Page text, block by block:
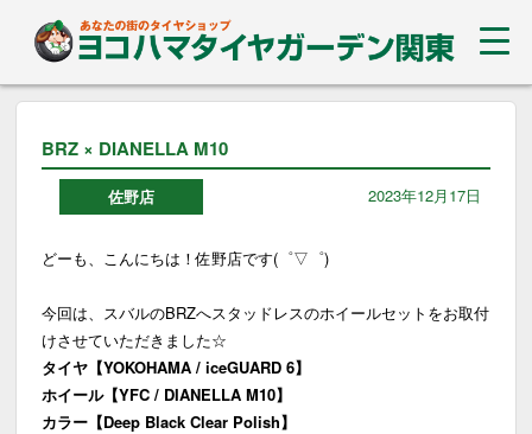
BRZ × DIANELLA M10
佐野店 2023年12月17日
どーも、こんにちは！佐野店です(゜▽゜)
今回は、スバルのBRZへスタッドレスのホイールセットをお取付
けさせていただきました☆
タイヤ【YOKOHAMA / iceGUARD 6】
ホイール【YFC / DIANELLA M10】
カラー【Deep Black Clear Polish】